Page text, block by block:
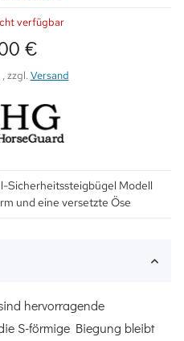
verfügbar
€
, zzgl.Versand
Sicherheitssteigbügel Modell
und eine versetzte Öse
hervorragende
S-förmige Biegung bleibt